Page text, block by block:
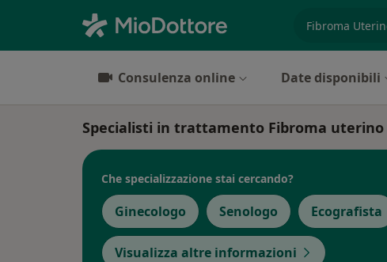
Consulenza online Date disponibili
Specialisti in trattamento Fibroma uterino
Che specializzazione stai cercando?
Ginecologo Senologo Ecografista
Visualizza altre informazioni